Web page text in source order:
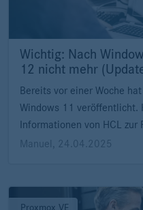
Wichtig: Nach
12 nicht mehr
Bereits vor einer Woche
Windows 11
Informationen von HCL zur
Manuel , 24.04.2025
Proxmox VE